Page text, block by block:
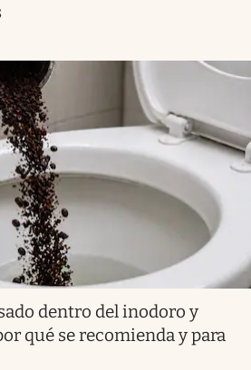
dentro del inodoro y
qué se recomienda y para